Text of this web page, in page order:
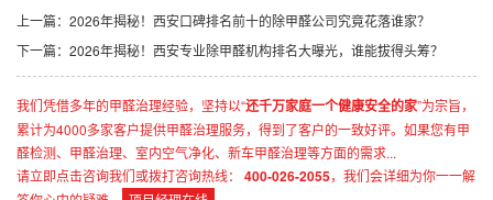
上一篇： 2026年揭秘！西安口碑排名前十的除甲醛公司究竟花落谁家？
下一篇： 2026年揭秘！西安专业除甲醛机构排名大曝光，谁能拔得头筹？
我们凭借多年的甲醛治理经验，坚持以“还千万家庭一个健康安全的家”为宗旨，
累计为4000多家客户提供甲醛治理服务，得到了客户的一致好评。如果您有甲
醛检测、甲醛治理、室内空气净化、新车甲醛治理等方面的需求...
请立即点击咨询我们或拨打咨询热线：
400-026-2055，我们会详细为你一一解